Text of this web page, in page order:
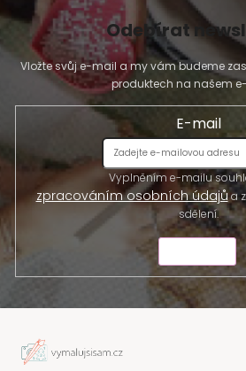
Odebírat
Vložte svůj e-mail a my vám budeme
produktech na našem
E-mail
Vyplněním e-mailu
zpracováním osobních údajůa
sdělení.